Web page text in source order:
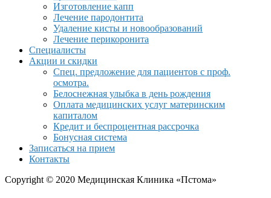
Изготовление капп
Лечение пародонтита
Удаление кисты и новообразований
Лечение перикоронита
Специалисты
Акции и скидки
Спец. предложение для пациентов с проф.
осмотра.
Белоснежная улыбка в день рождения
Оплата медицинских услуг материнским
капиталом
Кредит и беспроцентная рассрочка
Бонусная система
Записаться на прием
Контакты
Copyright © 2020 Медицинская Клиника «Пстома»